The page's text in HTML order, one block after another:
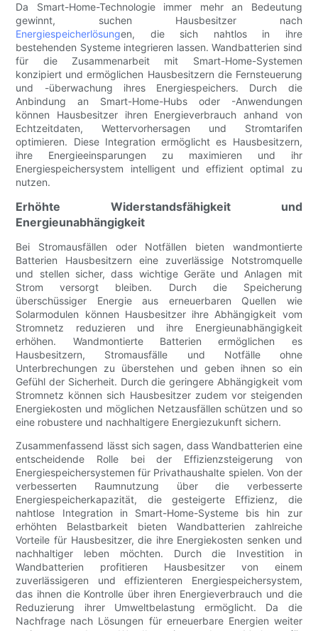
Da Smart-Home-Technologie immer mehr an Bedeutung
gewinnt, suchen Hausbesitzer nach
Energiespeicherlösungen, die sich nahtlos in ihre
bestehenden Systeme integrieren lassen. Wandbatterien sind
für die Zusammenarbeit mit Smart-Home-Systemen
konzipiert und ermöglichen Hausbesitzern die Fernsteuerung
und -überwachung ihres Energiespeichers. Durch die
Anbindung an Smart-Home-Hubs oder -Anwendungen
können Hausbesitzer ihren Energieverbrauch anhand von
Echtzeitdaten, Wettervorhersagen und Stromtarifen
optimieren. Diese Integration ermöglicht es Hausbesitzern,
ihre Energieeinsparungen zu maximieren und ihr
Energiespeichersystem intelligent und effizient optimal zu
nutzen.
Erhöhte Widerstandsfähigkeit und
Energieunabhängigkeit
Bei Stromausfällen oder Notfällen bieten wandmontierte
Batterien Hausbesitzern eine zuverlässige Notstromquelle
und stellen sicher, dass wichtige Geräte und Anlagen mit
Strom versorgt bleiben. Durch die Speicherung
überschüssiger Energie aus erneuerbaren Quellen wie
Solarmodulen können Hausbesitzer ihre Abhängigkeit vom
Stromnetz reduzieren und ihre Energieunabhängigkeit
erhöhen. Wandmontierte Batterien ermöglichen es
Hausbesitzern, Stromausfälle und Notfälle ohne
Unterbrechungen zu überstehen und geben ihnen so ein
Gefühl der Sicherheit. Durch die geringere Abhängigkeit vom
Stromnetz können sich Hausbesitzer zudem vor steigenden
Energiekosten und möglichen Netzausfällen schützen und so
eine robustere und nachhaltigere Energiezukunft sichern.
Zusammenfassend lässt sich sagen, dass Wandbatterien eine
entscheidende Rolle bei der Effizienzsteigerung von
Energiespeichersystemen für Privathaushalte spielen. Von der
verbesserten Raumnutzung über die verbesserte
Energiespeicherkapazität, die gesteigerte Effizienz, die
nahtlose Integration in Smart-Home-Systeme bis hin zur
erhöhten Belastbarkeit bieten Wandbatterien zahlreiche
Vorteile für Hausbesitzer, die ihre Energiekosten senken und
nachhaltiger leben möchten. Durch die Investition in
Wandbatterien profitieren Hausbesitzer von einem
zuverlässigeren und effizienteren Energiespeichersystem,
das ihnen die Kontrolle über ihren Energieverbrauch und die
Reduzierung ihrer Umweltbelastung ermöglicht. Da die
Nachfrage nach Lösungen für erneuerbare Energien weiter